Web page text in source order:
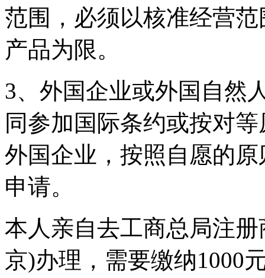
范围，必须以核准经营
产品为限。
3、外国企业或外国自然
同参加国际条约或按对
外国企业，按照自愿的
申请。
本人亲自去工商总局注
京)办理，需要缴纳1000